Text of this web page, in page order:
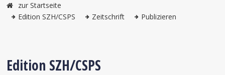
zur Startseite
Edition SZH/CSPS
Zeitschrift Publizieren
Edition SZH/CSPS